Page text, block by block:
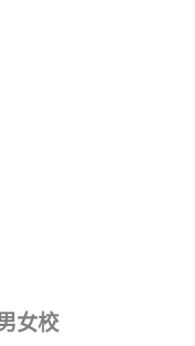
女校